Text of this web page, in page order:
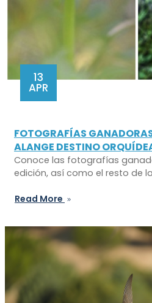
13
APR
FOTOGRAFÍAS
ALANGE DESTINO
Conoce las fotografías
edición, así como el resto de
Read More